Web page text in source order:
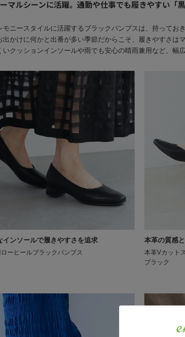
マルシーンに活躍。通勤や仕事でも履きやすい「黒
モニースタイルに活躍するブラックパンプスは、持っておき
出かけに何かと出番が多い季節だからこそ、履きやすさはマ
いクッションインソールや雨でも安心の晴雨兼用など、幅
インソールで履きやすさを追求
ーヒールブラックパンプス
本革の質感
本革Vカット
ブラック